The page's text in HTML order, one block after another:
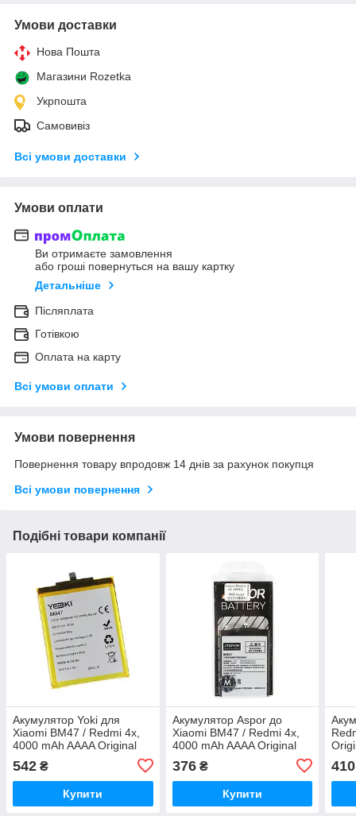
Умови доставки
Нова Пошта
Магазини Rozetka
Укрпошта
Самовивіз
Всі умови доставки
Умови оплати
Ви отримаєте замовлення
або гроші повернуться на вашу картку
Детальніше
Післяплата
Готівкою
Оплата на карту
Всі умови оплати
Умови повернення
Повернення товару впродовж 14 днів за рахунок покупця
Всі умови повернення
Подібні товари компанії
Акумулятор Yoki для
Xiaomi BM47 / Redmi 4x,
4000 mAh AAAA Original
542 ₴
Купити
Акумулятор Aspor до
Xiaomi BM47 / Redmi 4x,
4000 mAh AAAA Original
376₴
Купити
410